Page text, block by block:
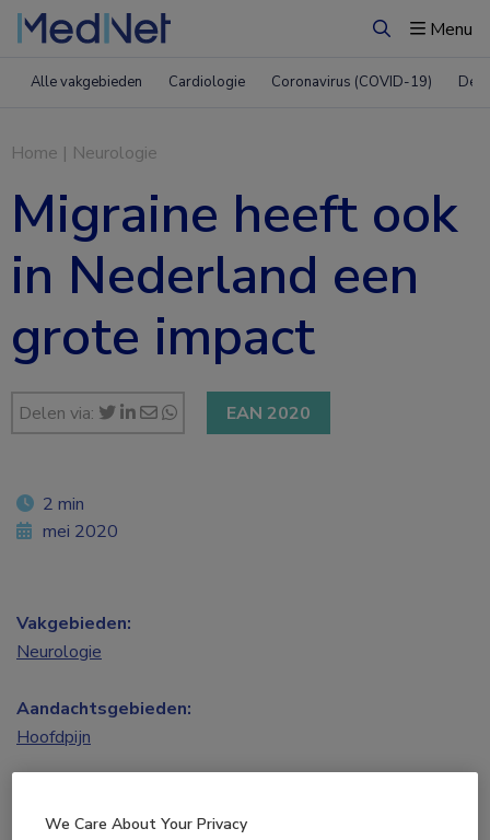
ZoekenMenu
Alle vakgebieden Cardiologie Coronavirus (COVID-19)
Home | Neurologie
Migraine heeft ook
in Nederland een
grote impact
Delen via: EAN 2020
2 min
mei 2020
Vakgebieden:
Neurologie
Aandachtsgebieden:
Hoofdpijn
migraine
We Care About Your Privacy